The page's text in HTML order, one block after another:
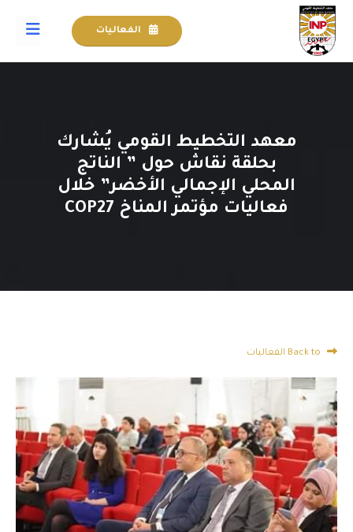
الفعاليات
معهد التخطيط القومي يُشارك
بحلقة نقاش حول ” الناتج
المحلي الإجمالي الأخضر” خلال
فعاليات مؤتمر المناخ COP27